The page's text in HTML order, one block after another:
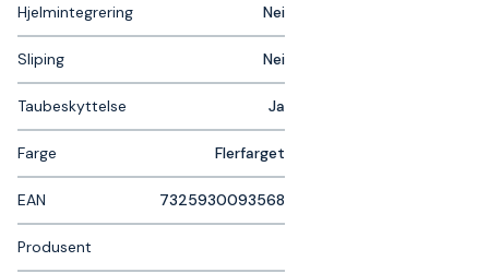
Hjelmintegrering Nei
Sliping Nei
Taubeskyttelse Ja
Farge Flerfarget
EAN 7325930093568
Produsent